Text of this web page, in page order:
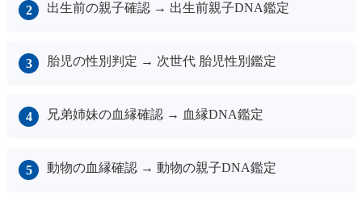
出生前の親子確認 → 出生前親子DNA鑑定
胎児の性別判定 → 次世代 胎児性別鑑定
兄弟姉妹の血縁確認 → 血縁DNA鑑定
動物の血縁確認 → 動物の親子DNA鑑定